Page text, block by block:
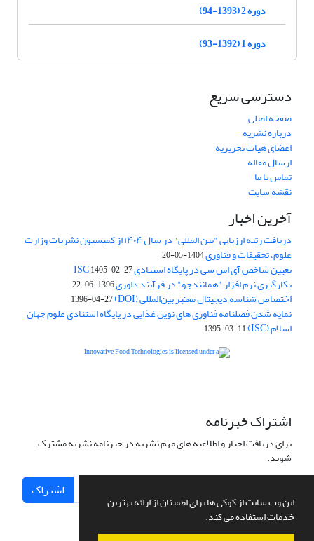
این وب سایت از کوکی ها برای اطمینان از ارائه بهترین
خدمات استفاده می کند.
دوره 2 (1393-94)
دوره 1 (1392-93)
دسترسی سریع
صفحه اصلی
درباره نشریه
اعضای هیات تحریریه
ارسال مقاله
تماس با ما
نقشه سایت
آخرین اخبار
دریافت رتبه ارزیابی "بین المللی" در سال ۱۴۰۴ از کمیسیون نشریات وزارت
علوم، تحقیقات و فناوری1404-05-20
تعیین شاخص آی اس سی در پایگاه استنادی ISC1405-02-27
بکارگیری نرم افزار "همانندجو" در فرآیند داوری1396-06-22
اختصاص شناسه دیجیتال معتبر بین‌المللی (DOI) 1396-04-27
نمایه شدن فصلنامه فناوری های نوین غذایی در پایگاه استنادی علوم جهان
اسلام (ISC) 1395-03-11
اشتراک خبرنامه
برای دریافت اخبار و اطلاعیه های مهم نشریه در خبرنامه نشریه مشترک
شوید.
اشتراک